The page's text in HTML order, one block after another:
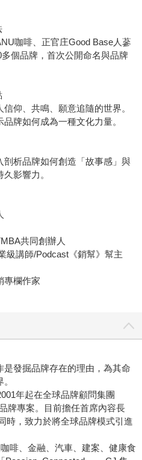
咖啡、正官庄Good Base人蔘
個品牌，首次公開命名與品牌
仰、共鳴、願意追隨的世界。
牌如何成為一種文化力量。
析品牌如何創造「故事感」與
影響力。
共同創辦人
級講師/Podcast《銷幫》幫主
專欄作家
發掘品牌存在的理由，為其命
年起在全球品牌顧問集團
牌專案。目前擔任首席內容長
時，致力於將全球品牌模式引進
啡、金融、汽車、建案、健康食